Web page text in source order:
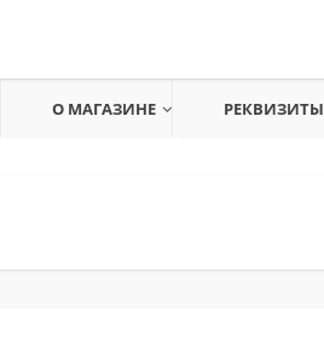
О МАГАЗИНЕ РЕКВИЗИТЫ